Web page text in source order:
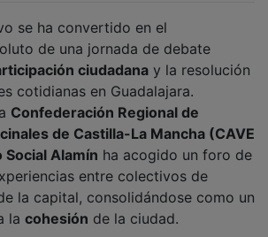
de una jornada de debate
ciudadanay la resolución
cotidianas en Guadalajara.
Confederación Regional de
de Castilla-La Mancha (CAVE
Social Alamínha acogido un foro de
entre colectivos de
la capital, consolidándose como un
lacohesiónde la ciudad.